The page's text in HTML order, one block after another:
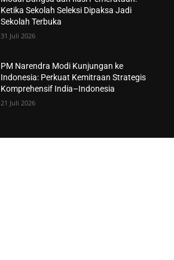
Ketika Sekolah Seleksi Dipaksa Jadi
Sekolah Terbuka
31 Juli 2026
PM Narendra Modi Kunjungan ke
Indonesia: Perkuat Kemitraan Strategis
Komprehensif India–Indonesia
21 Juli 2026